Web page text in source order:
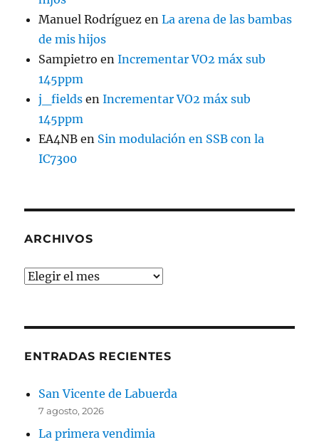
Manuel Rodríguez enLa arena de las bambas
de mis hijos
Sampietro enIncrementar VO2 máx sub
145ppm
j_fields enIncrementar VO2 máx sub
145ppm
EA4NB en Sin modulación en SSB con la
IC7300
ARCHIVOS
Archivos
ENTRADAS RECIENTES
San Vicente de Labuerda
7 agosto, 2026
La primera vendimia